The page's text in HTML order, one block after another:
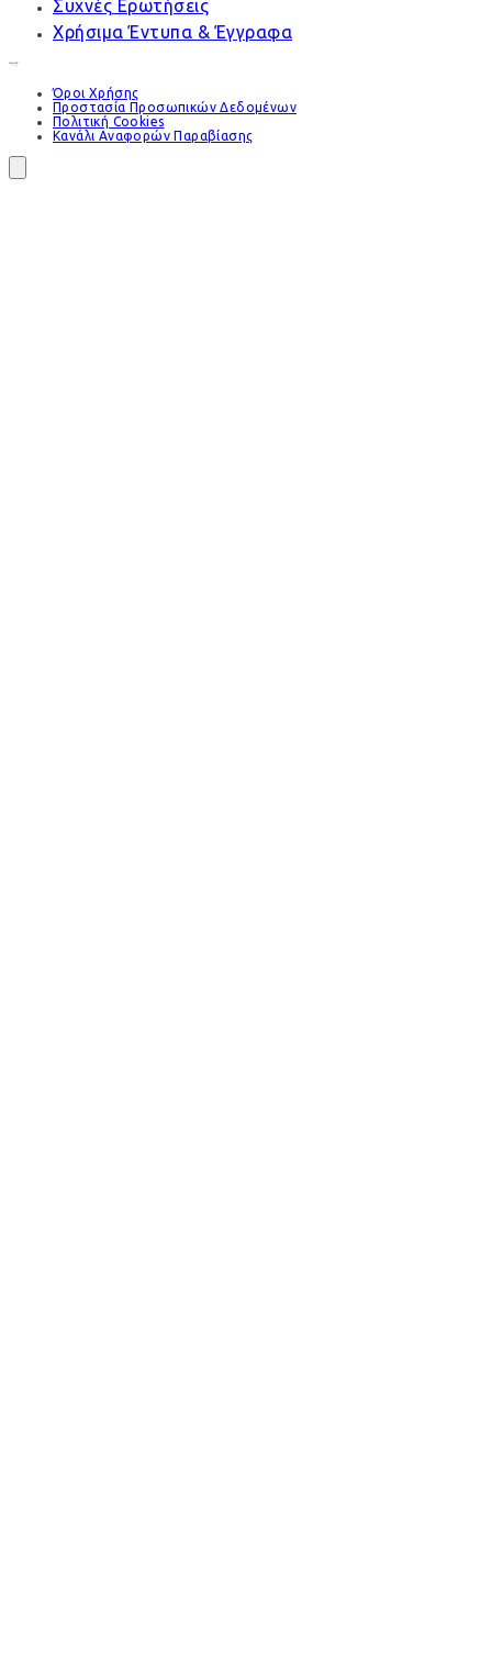
Συχνές Ερωτήσεις
Χρήσιμα Έντυπα & Έγγραφα
Όροι Χρήσης
Προστασία Προσωπικών Δεδομένων
Πολιτική Cookies
Κανάλι Αναφορών Παραβίασης